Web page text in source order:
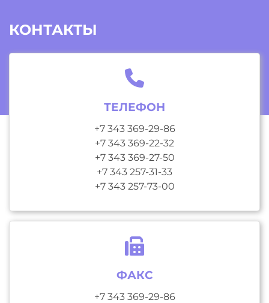
КОНТАКТЫ
ТЕЛЕФОН
+7 343 369-29-86
+7 343 369-22-32
+7 343 369-27-50
+7 343 257-31-33
+7 343 257-73-00
ФАКС
+7 343 369-29-86